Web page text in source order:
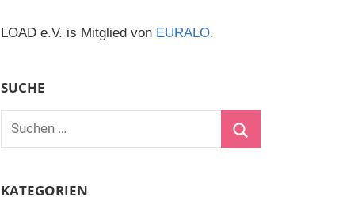
LOAD e.V. is Mitglied von EURALO.
SUCHE
Suchen
KATEGORIEN